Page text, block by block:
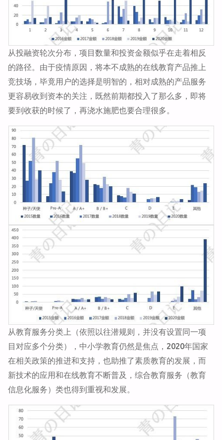
从投融资轮次分布，项目数量和投资金额似乎在走着相反
的路径。由于疫情原因，将本不成熟的在线教育产品推上
竞技场，毕竟用户的选择是明智的，相对成熟的产品服务
更容易收到资本的关注，既然前期都投入了那么多，即将
要到收获的时候了，再浇水施肥也要合理很多。
从教育服务分类上（依照以往潜规则，并没有设置同一项
目对应多个分类），中小学教育仍然是焦点，2020年国家
在相关政策的推进和支持，也助推了素质教育的发展，而
新技术的应用和在线教育不断普及，综合教育服务（教育
信息化服务）类也得到重视和发展。